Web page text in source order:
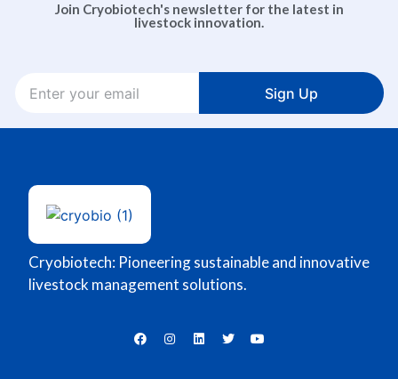
Join Cryobiotech's newsletter for the latest in
livestock innovation.
Sign Up
Cryobiotech: Pioneering sustainable and innovative
livestock management solutions.